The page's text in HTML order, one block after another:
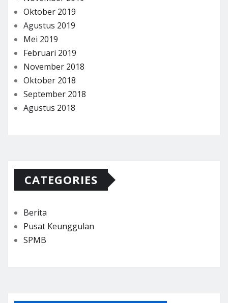
Oktober 2019
Agustus 2019
Mei 2019
Februari 2019
November 2018
Oktober 2018
September 2018
Agustus 2018
CATEGORIES
Berita
Pusat Keunggulan
SPMB